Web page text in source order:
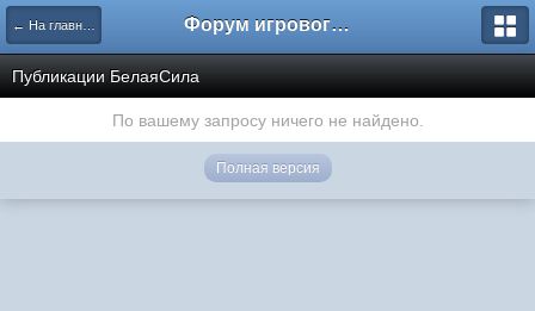
← На главную Форум игрового проекта Riverrise
Публикации БелаяСила
По вашему запросу ничего не найдено.
Полная версия